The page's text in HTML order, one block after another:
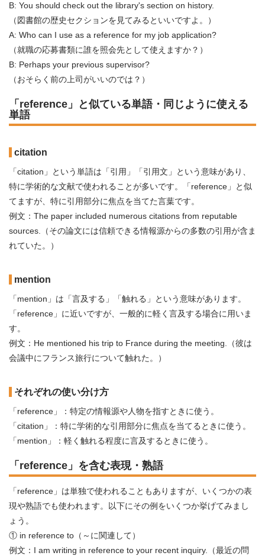
B: You should check out the library's section on history.
（図書館の歴史セクションを見てみるといいですよ。）
A: Who can I use as a reference for my job application?
（就職の応募書類に誰を照会先として使えますか？）
B: Perhaps your previous supervisor?
（おそらく前の上司がいいのでは？）
「reference」と似ている単語・同じように使える
単語
citation
「citation」という単語は「引用」「引用文」という意味があり、
特に学術的な文献で使われることが多いです。「reference」と似
てますが、特に引用部分に焦点を当てた言葉です。
例文：The paper included numerous citations from reputable
sources.（その論文には信頼できる情報源からの多数の引用が含ま
れていた。）
mention
「mention」は「言及する」「触れる」という意味があります。
「reference」に近いですが、一般的に軽く言及する場合に用いま
す。
例文：He mentioned his trip to France during the meeting.（彼は
会議中にフランス旅行について触れた。）
それぞれの使い分け方
「reference」：特定の情報源や人物を指すときに使う。
「citation」：特に学術的な引用部分に焦点を当てるときに使う。
「mention」：軽く触れる程度に言及するときに使う。
「reference」を含む表現・熟語
「reference」は単独で使われることもありますが、いくつかの表
現や熟語でも使われます。以下にその例をいくつか挙げてみまし
ょう。
① in reference to（～に関連して）
例文：I am writing in reference to your recent inquiry.（最近の問